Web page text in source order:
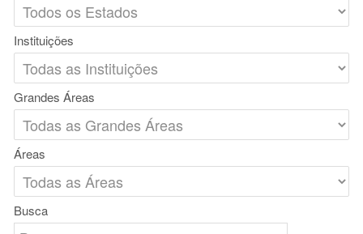
Instituições
Grandes Áreas
Áreas
Busca